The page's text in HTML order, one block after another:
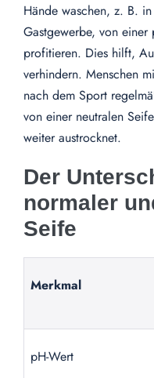
Hände waschen, z. B.
Gastgewerbe, von einer
profitieren. Dies hilft,
verhindern. Menschen
nach dem Sport
von einer neutralen
weiter austrocknet.
Der
normaler
Seife
Merkmal
pH-Wert